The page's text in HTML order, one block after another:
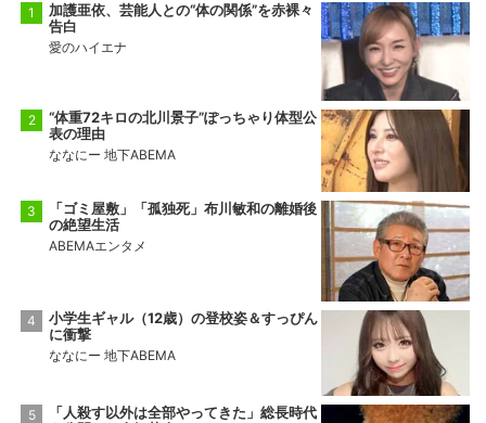
加護亜依、芸能人との“体の関係”を赤裸々
告白
愛のハイエナ
“体重72キロの北川景子”ぽっちゃり体型公
表の理由
ななにー 地下ABEMA
「ゴミ屋敷」「孤独死」布川敏和の離婚後
の絶望生活
ABEMAエンタメ
小学生ギャル（12歳）の登校姿＆すっぴん
に衝撃
ななにー 地下ABEMA
「人殺す以外は全部やってきた」総長時代